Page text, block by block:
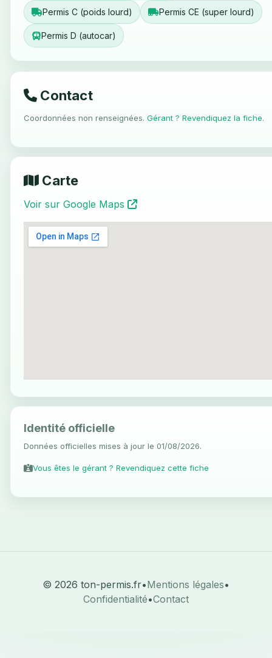
Permis C (poids lourd) Permis CE (super lourd)
Permis D (autocar)
Contact
Coordonnées non renseignées. Gérant ? Revendiquez la fiche.
Carte
Voir sur Google Maps
Identité officielle
Données officielles mises à jour le 01/08/2026.
Vous êtes le gérant ? Revendiquez cette fiche
© 2026 ton-permis.fr•Mentions légales•
Confidentialité•Contact